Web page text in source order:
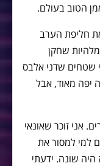
הטוב בעולם.
חליפת הערב
שחקן
שטחים שדני אלבס
36 שערים, שזה יפה מאוד, אבל
אני זוכר שאונאי
למי למסור את
היה שונה. ידעתי